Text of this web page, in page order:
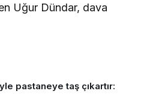
Uğur Dündar, dava
pastaneye taş çıkartır: